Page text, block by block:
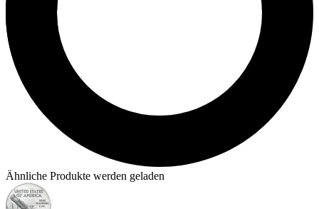
Ähnliche Produkte werden geladen